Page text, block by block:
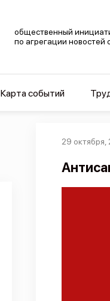
общественный
по агрегации новостей
Карта событий
29 октября,